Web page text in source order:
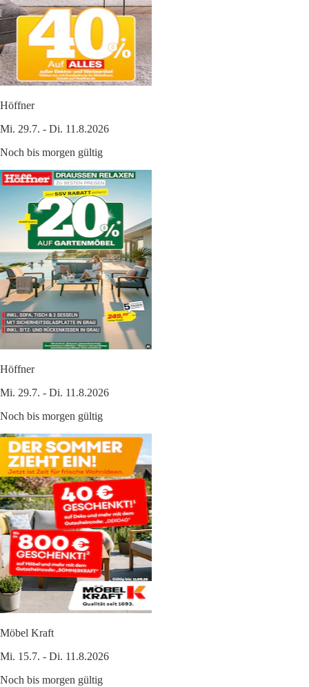
Höffner
Mi. 29.7. - Di. 11.8.2026
Noch bis morgen gültig
Höffner
Mi. 29.7. - Di. 11.8.2026
Noch bis morgen gültig
Möbel Kraft
Mi. 15.7. - Di. 11.8.2026
Noch bis morgen gültig